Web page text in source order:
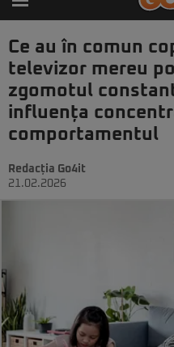
Ce au în comun
televizor mereu
zgomotul
influența
comportamentul
Redacția Go4it
21.02.2026